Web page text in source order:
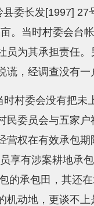
委长发[1997]
。当时村委会台
员为其承担责任
谎，经调查没有
村委会没有把
民委员会与五家
营权在有效承包
享有涉案耕地承
的承包田，其还
机动地，更谈不